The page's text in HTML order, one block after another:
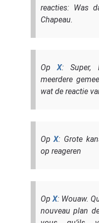
reacties: Was
Chapeau.
OpX: Super,
meerdere
wat de reactie
OpX: Grote
op reageren
OpX: Wouaw.
nouveau plan